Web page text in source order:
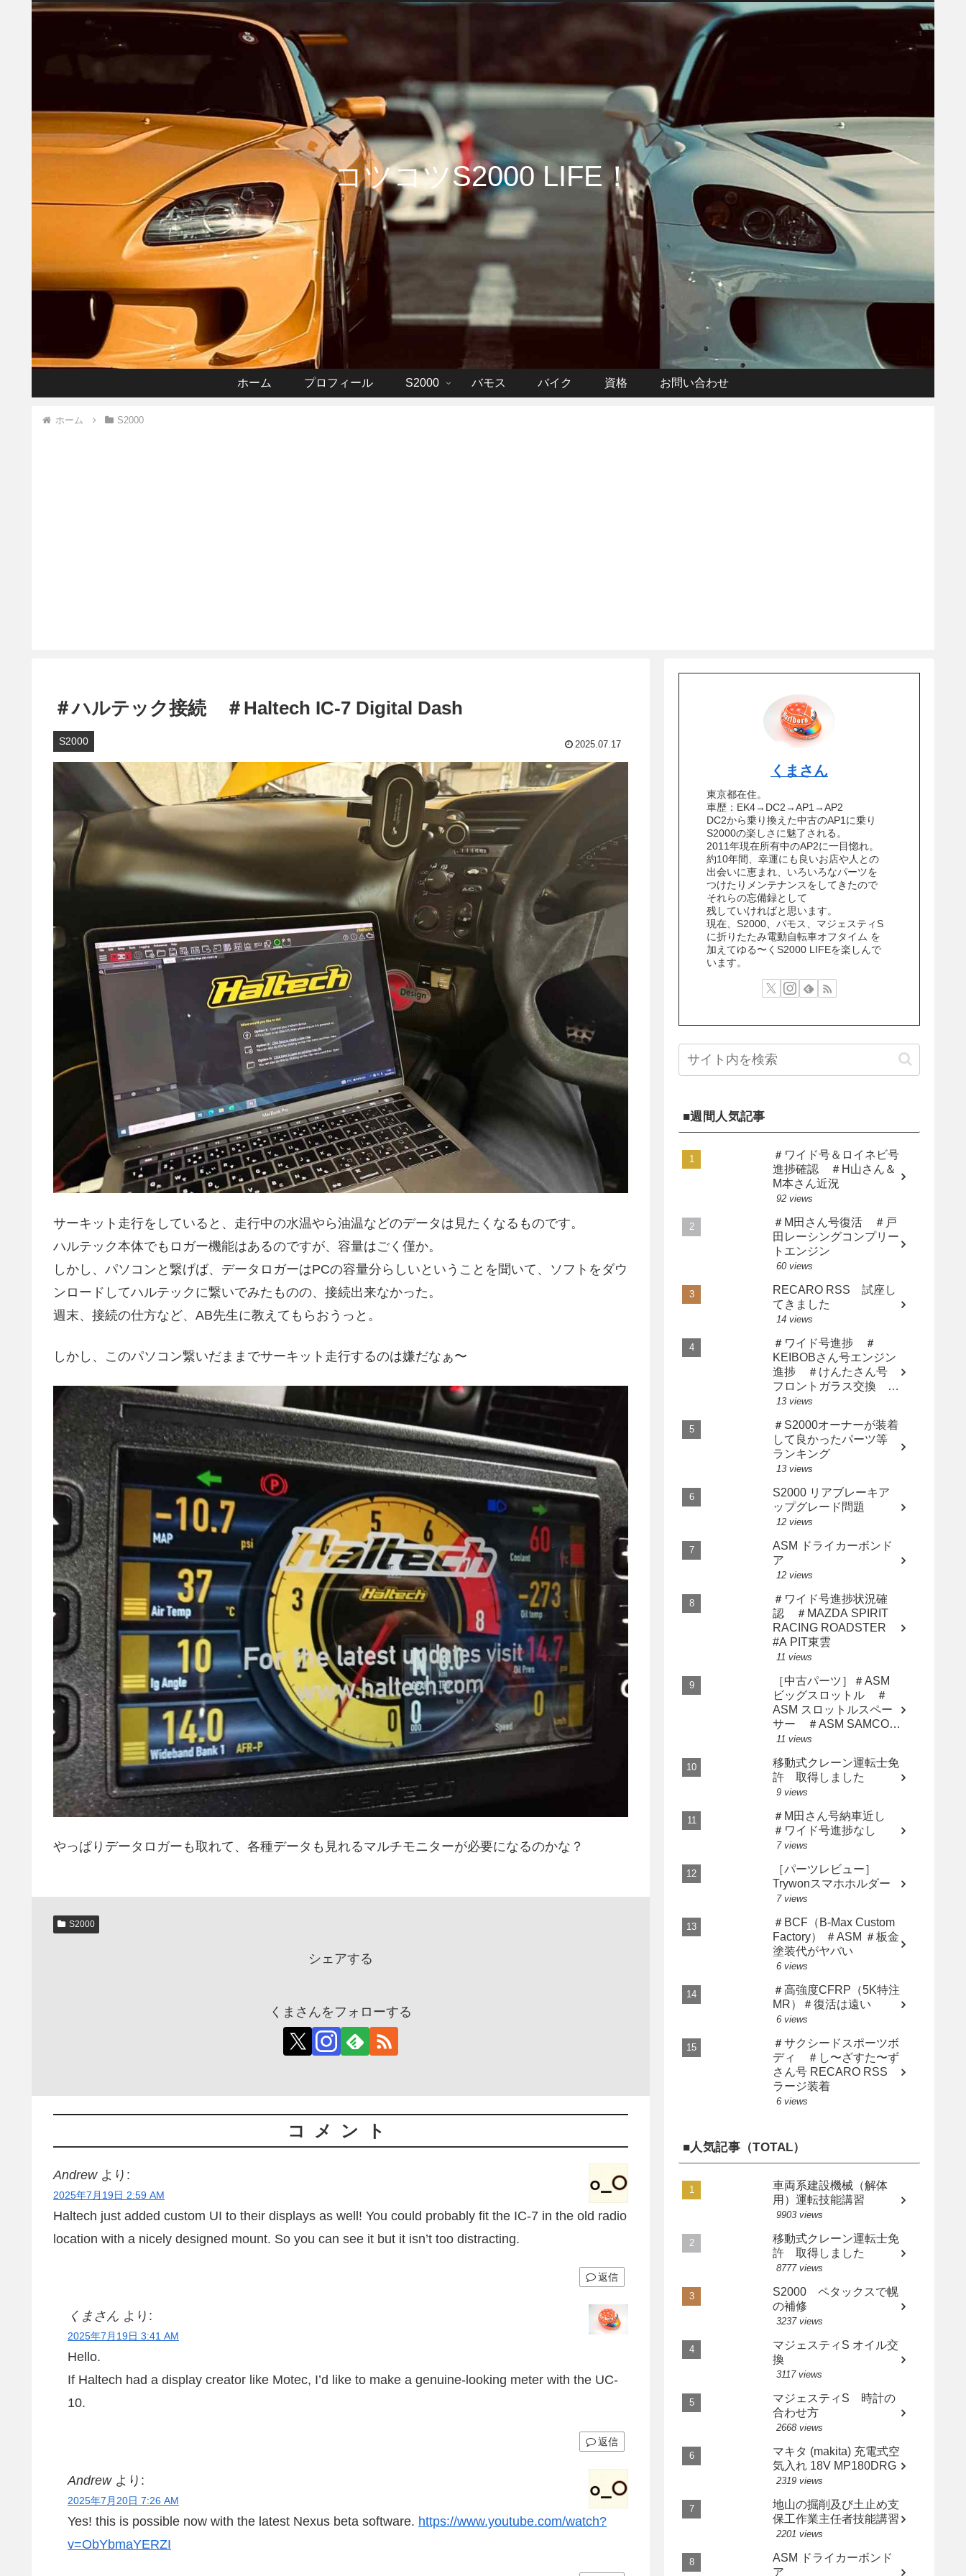
コツコツS2000 LIFE！
ホーム プロフィール S2000 バモス バイク 資格 お問い合わせ
ホーム S2000
＃ハルテック接続 ＃Haltech IC-7 Digital Dash
S2000 2025.07.17
サーキット走行をしていると、走行中の水温やら油温などのデータは見たくなるものです。
ハルテック本体でもロガー機能はあるのですが、容量はごく僅か。
しかし、パソコンと繋げば、データロガーはPCの容量分らしいということを聞いて、ソフトをダウ
ンロードしてハルテックに繋いでみたものの、接続出来なかった。
週末、接続の仕方など、AB先生に教えてもらおうっと。
しかし、このパソコン繋いだままでサーキット走行するのは嫌だなぁ〜
やっぱりデータロガーも取れて、各種データも見れるマルチモニターが必要になるのかな？
S2000
シェアする
くまさんをフォローする
コメント
Andrew より:
2025年7月19日 2:59 AM
Haltech just added custom UI to their displays as well! You could probably fit the IC-7 in the old radio
location with a nicely designed mount. So you can see it but it isn’t too distracting.
返信
くまさん より:
2025年7月19日 3:41 AM
Hello.
If Haltech had a display creator like Motec, I’d like to make a genuine-looking meter with the UC-
10.
返信
Andrew より:
2025年7月20日 7:26 AM
Yes! this is possible now with the latest Nexus beta software. https://www.youtube.com/watch?
v=ObYbmaYERZI
くまさん
東京都在住。
車歴：EK4→DC2→AP1→AP2
DC2から乗り換えた中古のAP1に乗り
S2000の楽しさに魅了される。
2011年現在所有中のAP2に一目惚れ。
約10年間、幸運にも良いお店や人との
出会いに恵まれ、いろいろなパーツを
つけたりメンテナンスをしてきたので
それらの忘備録として
残していければと思います。
現在、S2000、バモス、マジェスティS
に折りたたみ電動自転車オフタイム を
加えてゆる〜くS2000 LIFEを楽しんで
います。
■週間人気記事
＃ワイド号＆ロイネビ号
進捗確認 ＃H山さん＆
M本さん近況
92 views
＃M田さん号復活 ＃戸
田レーシングコンプリー
トエンジン
60 views
RECARO RSS 試座し
てきました
14 views
＃ワイド号進捗 ＃
KEIBOBさん号エンジン
進捗 ＃けんたさん号
フロントガラス交換 ＃
サト橙さん漢の中の漢に
13 views
＃S2000オーナーが装着
して良かったパーツ等
ランキング
13 views
S2000 リアブレーキア
ップグレード問題
12 views
ASM ドライカーボンド
ア
12 views
＃ワイド号進捗状況確
認 ＃MAZDA SPIRIT
RACING ROADSTER
#A PIT東雲
11 views
［中古パーツ］＃ASM
ビッグスロットル ＃
ASM スロットルスペー
サー ＃ASM SAMCO
インテークホース AP2
11 views
移動式クレーン運転士免
許 取得しました
9 views
＃M田さん号納車近し
＃ワイド号進捗なし
7 views
［パーツレビュー］
Trywonスマホホルダー
7 views
＃BCF（B-Max Custom
Factory） ＃ASM ＃板金
塗装代がヤバい
6 views
＃高強度CFRP（5K特注
MR）＃復活は遠い
6 views
＃サクシードスポーツボ
ディ ＃し〜ざすた〜ず
さん号 RECARO RSS
ラージ装着
6 views
■人気記事（TOTAL）
車両系建設機械（解体
用）運転技能講習
9903 views
移動式クレーン運転士免
許 取得しました
8777 views
S2000 ペタックスで幌
の補修
3237 views
マジェスティS オイル交
換
3117 views
マジェスティS 時計の
合わせ方
2668 views
マキタ (makita) 充電式空
気入れ 18V MP180DRG
2319 views
地山の掘削及び土止め支
保工作業主任者技能講習
2201 views
ASM ドライカーボンド
ア